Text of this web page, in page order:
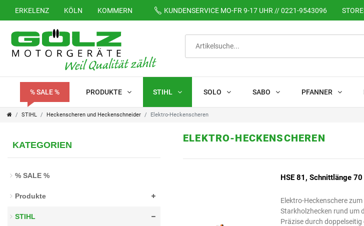
ERKELENZ KÖLN KOMMERN KUNDENSERVICEMO-FR 9-17 UHR // 0221-9543096
% SALE % PRODUKTE STIHL SOLO SABO PFANNER
STIHL Heckenscheren und Heckenschneider Elektro-Heckenscheren
KATEGORIEN
% SALE %
Produkte
STIHL
ELEKTRO-HECKENSCHEREN
HSE 81, Schnittlänge
Elektro-Heckenschere
Starkholzhecken rund um
Präzise durch
FILTER
K